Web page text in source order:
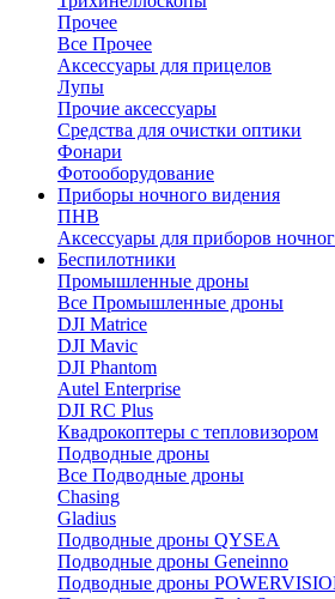
Прочее
Все Прочее
Аксессуары для прицелов
Лупы
Прочие аксессуары
Средства для очистки оптики
Фонари
Фотооборудование
Приборы ночного видения
ПНВ
Аксессуары для приборов
Беспилотники
Промышленные дроны
Все Промышленные дроны
DJI Matrice
DJI Mavic
DJI Phantom
Autel Enterprise
DJI RC Plus
Квадрокоптеры с тепловизором
Подводные дроны
Все Подводные дроны
Chasing
Gladius
Подводные дроны QYSEA
Подводные дроны Geneinno
Подводные дроны